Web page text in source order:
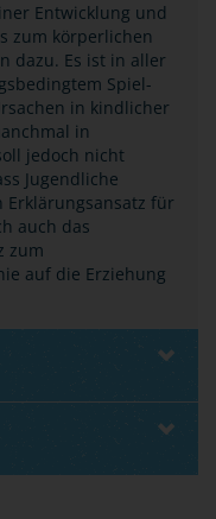
Entwicklung und
zum körperlichen
dazu. Es ist in aller
Spiel-
in kindlicher
in
jedoch nicht
Jugendliche
Erklärungsansatz für
auch das
zum
auf die Erziehung